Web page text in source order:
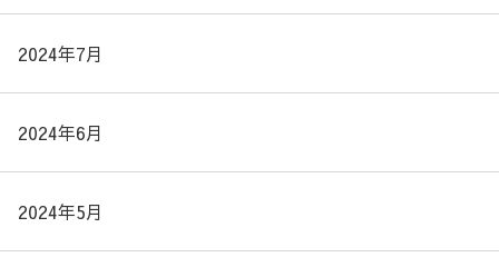
2024年7月
2024年6月
2024年5月